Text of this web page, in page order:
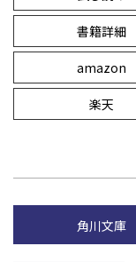
書籍詳細
amazon
楽天
角川文庫